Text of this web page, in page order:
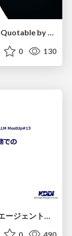
Invisible to AI? Making TYPO3 Sites Quotable by AI Search Systems
0 130
0 490